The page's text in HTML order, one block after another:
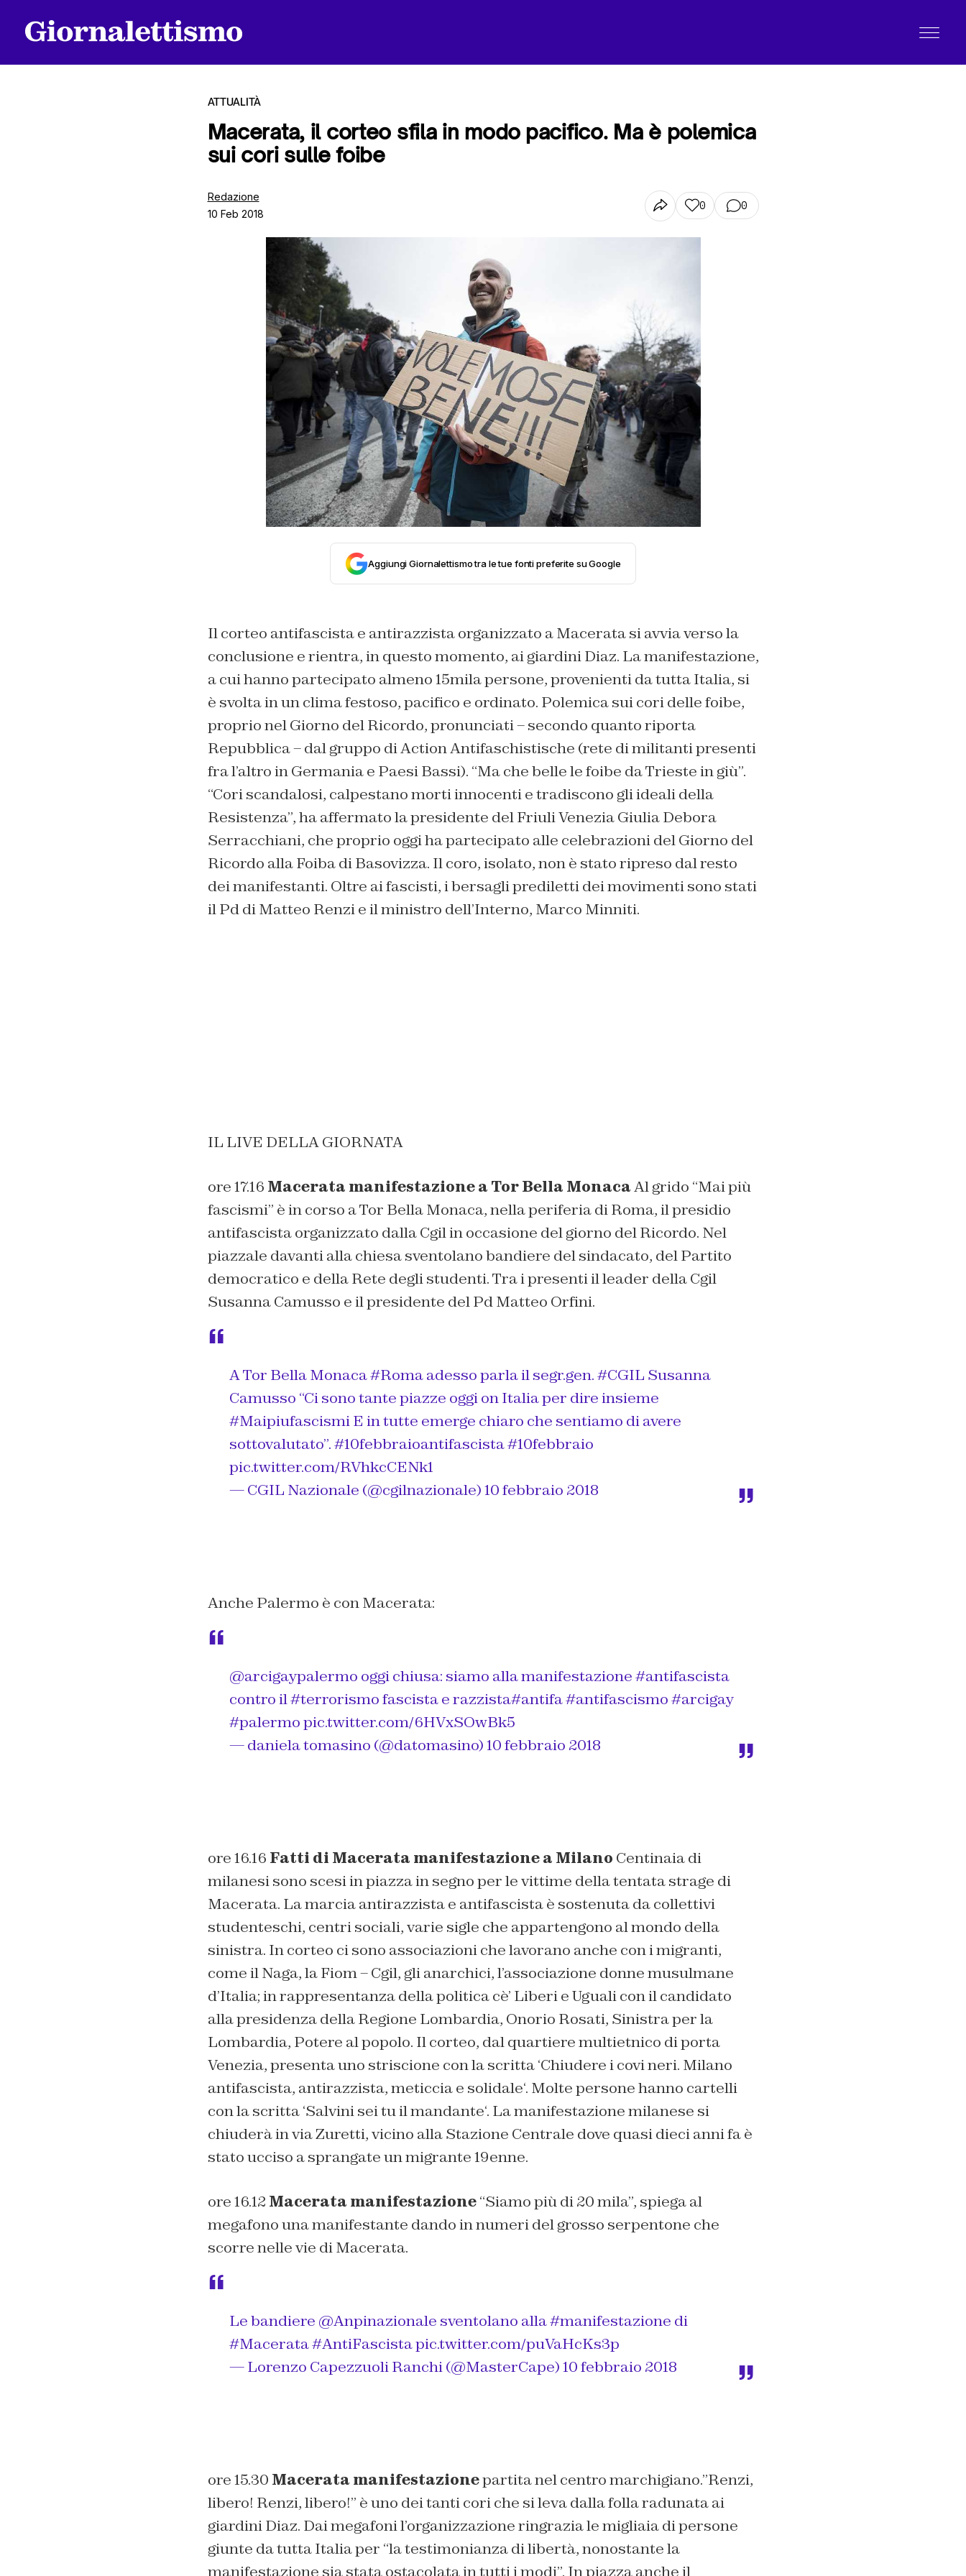
ATTUALITÀ
Macerata, il corteo sfila in modo pacifico. Ma è polemica
sui cori sulle foibe
Redazione
10 Feb 2018
0 0
Aggiungi Giornalettismo tra le tue fonti preferite su Google
Il corteo antifascista e antirazzista organizzato a Macerata si avvia verso la
conclusione e rientra, in questo momento, ai giardini Diaz. La manifestazione,
a cui hanno partecipato almeno 15mila persone, provenienti da tutta Italia, si
è svolta in un clima festoso, pacifico e ordinato. Polemica sui cori delle foibe,
proprio nel Giorno del Ricordo, pronunciati – secondo quanto riporta
Repubblica – dal gruppo di Action Antifaschistische (rete di militanti presenti
fra l’altro in Germania e Paesi Bassi). “Ma che belle le foibe da Trieste in giù”.
“Cori scandalosi, calpestano morti innocenti e tradiscono gli ideali della
Resistenza”, ha affermato la presidente del Friuli Venezia Giulia Debora
Serracchiani, che proprio oggi ha partecipato alle celebrazioni del Giorno del
Ricordo alla Foiba di Basovizza. Il coro, isolato, non è stato ripreso dal resto
dei manifestanti. Oltre ai fascisti, i bersagli prediletti dei movimenti sono stati
il Pd di Matteo Renzi e il ministro dell’Interno, Marco Minniti.
IL LIVE DELLA GIORNATA
ore 17.16 Macerata manifestazione a Tor Bella MonacaAl grido “Mai più
fascismi” è in corso a Tor Bella Monaca, nella periferia di Roma, il presidio
antifascista organizzato dalla Cgil in occasione del giorno del Ricordo. Nel
piazzale davanti alla chiesa sventolano bandiere del sindacato, del Partito
democratico e della Rete degli studenti. Tra i presenti il leader della Cgil
Susanna Camusso e il presidente del Pd Matteo Orfini.
A Tor Bella Monaca#Romaadesso parla il segr.gen.#CGIL Susanna
Camusso “Ci sono tante piazze oggi on Italia per dire insieme
#MaipiufascismiE in tutte emerge chiaro che sentiamo di avere
sottovalutato”.#10febbraioantifascista#10febbraio
pic.twitter.com/RVhkcCENk1
— CGIL Nazionale (@cgilnazionale)10 febbraio 2018
Anche Palermo è con Macerata:
@arcigaypalermo oggi chiusa: siamo alla manifestazione#antifascista
contro il#terrorismofascista e razzista#antifa#antifascismo#arcigay
#palermopic.twitter.com/6HVxSOwBk5
— daniela tomasino (@datomasino)10 febbraio 2018
ore 16.16 Fatti di Macerata manifestazione a Milano Centinaia di
milanesi sono scesi in piazza in segno per le vittime della tentata strage di
Macerata. La marcia antirazzista e antifascista è sostenuta da collettivi
studenteschi, centri sociali, varie sigle che appartengono al mondo della
sinistra. In corteo ci sono associazioni che lavorano anche con i migranti,
come il Naga, la Fiom – Cgil, gli anarchici, l’associazione donne musulmane
d’Italia; in rappresentanza della politica cè’ Liberi e Uguali con il candidato
alla presidenza della Regione Lombardia, Onorio Rosati, Sinistra per la
Lombardia, Potere al popolo. Il corteo, dal quartiere multietnico di porta
Venezia, presenta uno striscione con la scritta ‘Chiudere i covi neri. Milano
antifascista, antirazzista, meticcia e solidale‘. Molte persone hanno cartelli
con la scritta ‘Salvini sei tu il mandante‘. La manifestazione milanese si
chiuderà in via Zuretti, vicino alla Stazione Centrale dove quasi dieci anni fa è
stato ucciso a sprangate un migrante 19enne.
ore 16.12 Macerata manifestazione“Siamo più di 20 mila”, spiega al
megafono una manifestante dando in numeri del grosso serpentone che
scorre nelle vie di Macerata.
Le bandiere @Anpinazionale sventolano alla#manifestazione di
#Macerata#AntiFascistapic.twitter.com/puVaHcKs3p
— Lorenzo Capezzuoli Ranchi (@MasterCape)10 febbraio 2018
ore 15.30 Macerata manifestazionepartita nel centro marchigiano.”Renzi,
libero! Renzi, libero!” è uno dei tanti cori che si leva dalla folla radunata ai
giardini Diaz. Dai megafoni l’organizzazione ringrazia le migliaia di persone
giunte da tutta Italia per “la testimonianza di libertà, nonostante la
manifestazione sia stata ostacolata in tutti i modi”. In piazza anche il